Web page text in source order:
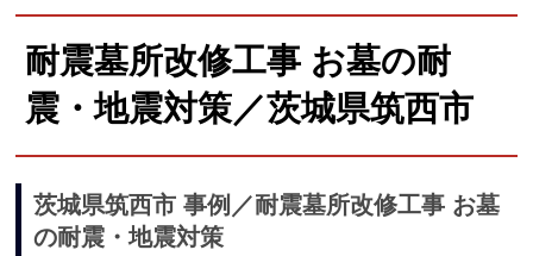
耐震墓所改修工事 お墓の耐
震・地震対策／茨城県筑西市
茨城県筑西市 事例／耐震墓所改修工事 お墓
の耐震・地震対策